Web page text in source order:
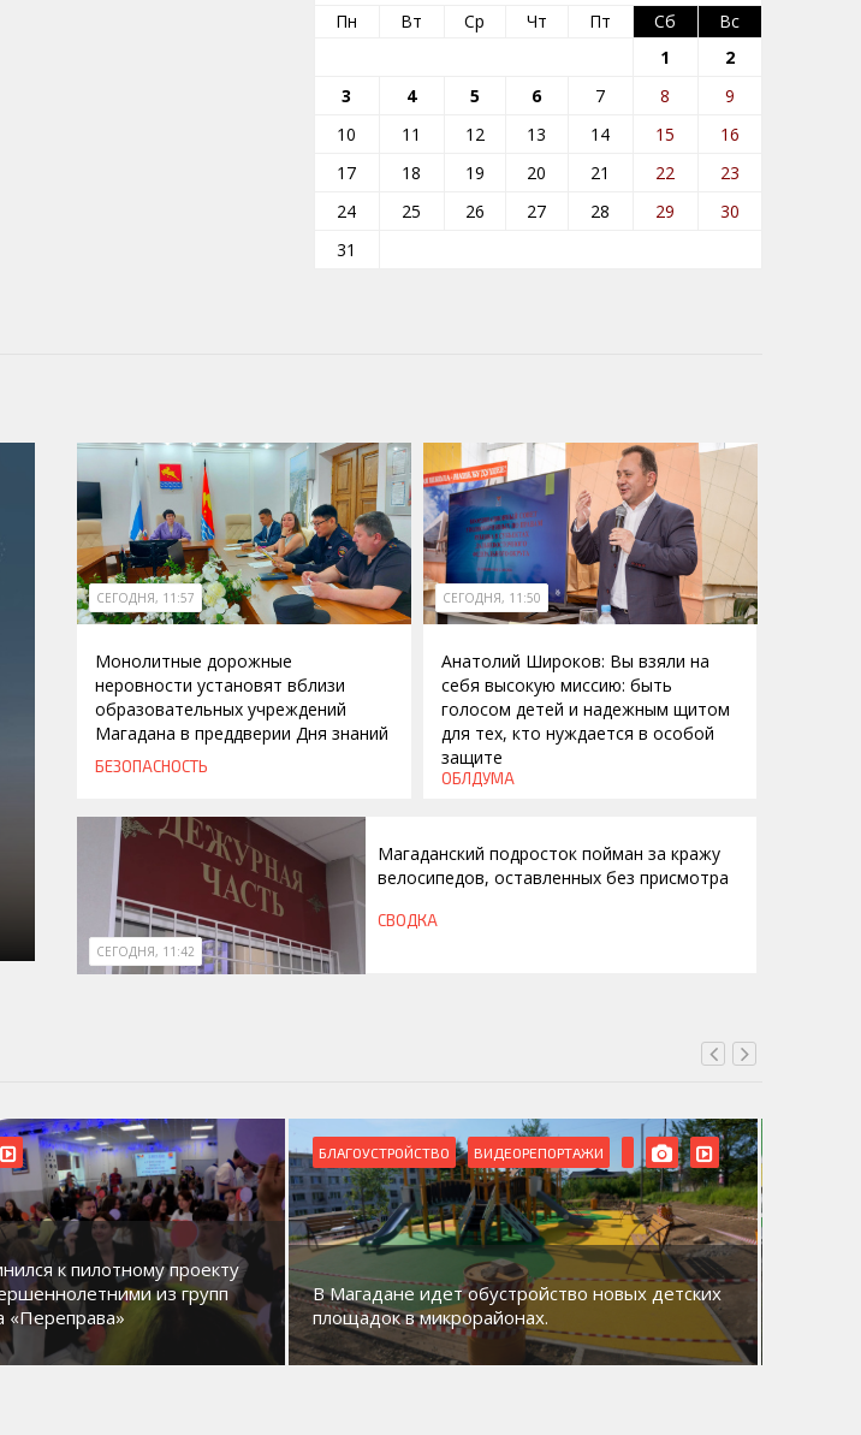
Пн
Вт Ср Чт Пт Сб
Вс
1
2
3
4 5 6 7 8
9
10
11 12 13 14 15
16
17
18 19 20 21 22
23
24
25 26 27 28 29
30
31
СЕГОДНЯ, 11:57
Монолитные дорожные
неровности установят вблизи
образовательных учреждений
Магадана в преддверии Дня знаний
БЕЗОПАСНОСТЬ
СЕГОДНЯ, 11:50
Анатолий Широков: Вы взяли на
себя высокую миссию: быть
голосом детей и надежным щитом
для тех, кто нуждается в особой
защите
ОБЛДУМА
СЕГОДНЯ, 11:42
Магаданский подросток пойман за кражу
велосипедов, оставленных без присмотра
СВОДКА
к пилотному проекту
из групп
«Переправа»
БЛАГОУСТРОЙСТВО ВИДЕОРЕПОРТАЖИ
В Магадане идет обустройство новых детских
площадок в микрорайонах.